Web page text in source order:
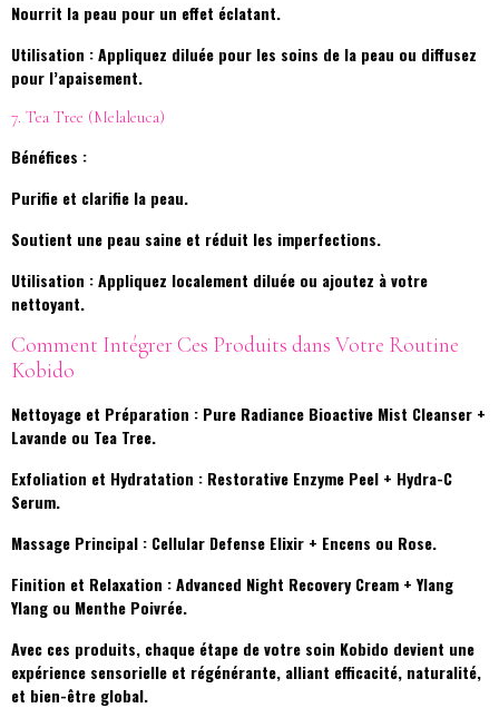
Nourrit la peau pour un effet éclatant.
Utilisation : Appliquez diluée pour les soins de la peau ou diffusez
pour l’apaisement.
7. Tea Tree (Melaleuca)
Bénéfices :
Purifie et clarifie la peau.
Soutient une peau saine et réduit les imperfections.
Utilisation : Appliquez localement diluée ou ajoutez à votre
nettoyant.
Comment Intégrer Ces Produits dans Votre Routine
Kobido
Nettoyage et Préparation : Pure Radiance Bioactive Mist Cleanser +
Lavande ou Tea Tree.
Exfoliation et Hydratation : Restorative Enzyme Peel + Hydra-C
Serum.
Massage Principal : Cellular Defense Elixir + Encens ou Rose.
Finition et Relaxation : Advanced Night Recovery Cream + Ylang
Ylang ou Menthe Poivrée.
Avec ces produits, chaque étape de votre soin Kobido devient une
expérience sensorielle et régénérante, alliant efficacité, naturalité,
et bien-être global.